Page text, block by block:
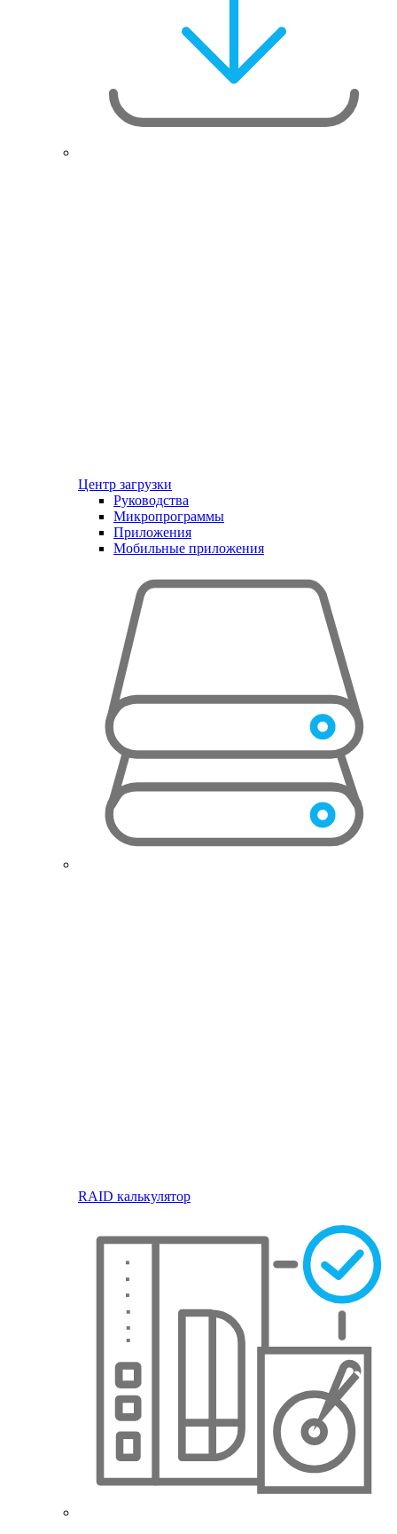
Центр загрузки
Руководства
Микропрограммы
Приложения
Мобильные приложения
RAID калькулятор